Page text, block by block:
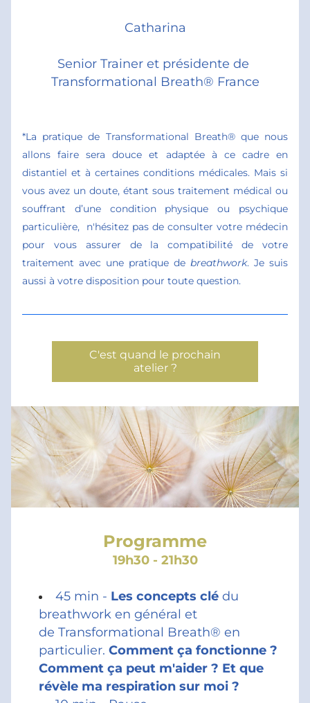
Catharina
Senior Trainer et présidente de
Transformational Breath® France
*La pratique de Transformational Breath® que nous
allons faire sera douce et adaptée à ce cadre en
distantiel et à certaines conditions médicales. Mais si
vous avez un doute, étant sous traitement médical ou
souffrant d’une condition physique ou psychique
particulière,  n'hésitez pas de consulter votre médecin
pour vous assurer de la compatibilité de votre
traitement avec une pratique de breathwork. Je suis
aussi à votre disposition pour toute question.
C'est quand le prochain
atelier ?
Programme
19h30 - 21h30
45 min - Les concepts clé du
breathwork en général et
de Transformational Breath® en
particulier. Comment ça fonctionne ?
Comment ça peut m'aider ? Et que
révèle ma respiration sur moi ?